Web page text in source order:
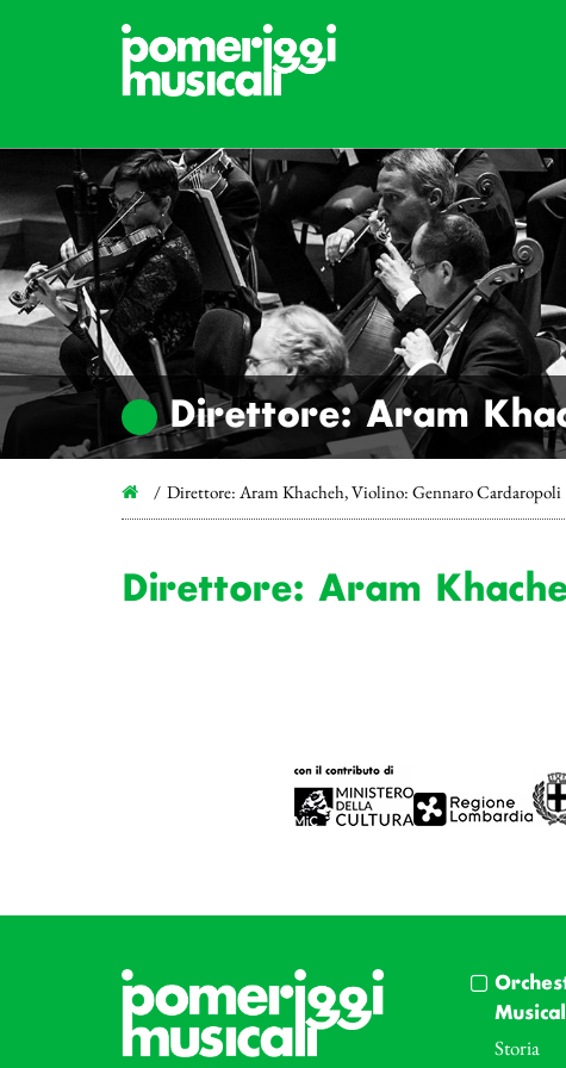
Direttore: Aram
Direttore: Aram Khacheh, Violino: Gennaro Cardaropoli
Direttore: Aram
Storia